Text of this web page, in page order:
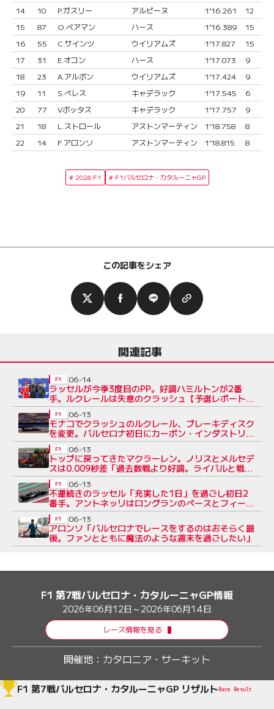
14
10 P.ガスリー アルピーヌ 1’16.261
12
15
87 O.ベアマン ハース 1’16.389
15
16
55 C.サインツ ウイリアムズ 1’17.827
15
17
31 E.オコン ハース 1’17.073
9
18
23 A.アルボン ウイリアムズ 1’17.424
9
19
11 S.ペレス キャデラック 1’17.545
6
20
77 Vボッタス キャデラック 1’17.757
9
21
18 L.ストロール アストンマーティン 1’18.758
8
22
14 F.アロンソ アストンマーティン 1’18.815 8
2026 F1 F1バルセロナ・カタルーニャGP
この記事をシェア
関連記事
ラッセルが今季3度目のPP。好調ハミルトンが2番
手。ルクレールは失意のクラッシュ【予選レポート／
F1第7戦】
F1 06-14
モナコでクラッシュのルクレール、ブレーキディスク
を変更。バルセロナ初日にカーボン・インダストリー
製をテスト
F1 06-13
トップに戻ってきたマクラーレン。ノリスとメルセデ
スは0.009秒差「過去数戦より好調。ライバルと戦え
る位置にいる」
F1 06-13
不運続きのラッセル「充実した1日」を過ごし初日2
番手。アントネッリはロングランのペースとフィーリ
ングに好感触
F1 06-13
アロンソ「バルセロナでレースをするのはおそらく最
後。ファンとともに魔法のような週末を過ごしたい」
F1 06-13
F1 第7戦バルセロナ・カタルーニャGP情報
2026年06月12日～2026年06月14日
レース情報を見る
開催地： カタロニア・サーキット
F1 第7戦バルセロナ・カタルーニャGP リザルトRace Result